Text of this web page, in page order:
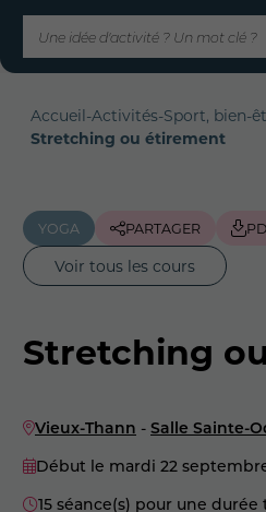
Accueil-Activités-Sport, bien-
Stretching ou étirement
YOGA PARTAGER
Voir tous les cours
Stretching
Vieux-Thann - Salle Sainte-
Début le mardi 22
15 séance(s) pour une durée